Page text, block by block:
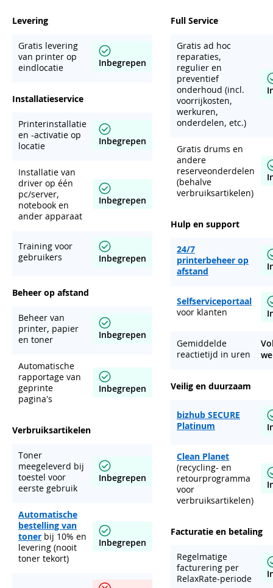
Levering
Gratis levering
van printer op
eindlocatie
Inbegrepen
Installatieservice
Printerinstallatie
en -activatie op
locatie
Inbegrepen
Installatie van
driver op één
pc/server,
notebook en
ander apparaat
Inbegrepen
Training voor
gebruikers
Inbegrepen
Beheer op afstand
Beheer van
printer, papier
en toner
Inbegrepen
Automatische
rapportage van
geprinte
pagina's
Inbegrepen
Verbruiksartikelen
Toner
meegeleverd bij
toestel voor
eerste gebruik
Inbegrepen
Automatische
bestelling van
toner bij 10% en
levering (nooit
toner tekort)
Inbegrepen
Full Service
Gratis ad hoc
reparaties,
regulier en
preventief
onderhoud (incl.
voorrijkosten,
werkuren,
onderdelen, etc.)
Gratis drums en
andere
reserveonderdelen
(behalve
verbruiksartikelen)
Hulp en support
24/7
printerbeheer op
afstand
Selfserviceportaal
voor klanten
Gemiddelde
reactietijd in uren
Veilig en duurzaam
bizhub SECURE
Platinum
Clean Planet
(recycling- en
retourprogramma
voor
verbruiksartikelen)
Facturatie en betaling
Regelmatige
facturering per
RelaxRate-periode